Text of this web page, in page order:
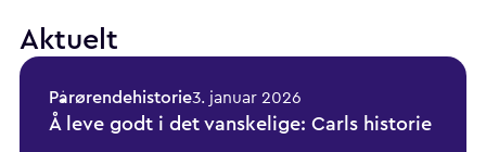
Aktuelt
Pårørendehistorie3. januar 2026
Å leve godt i det vanskelige: Carls historie